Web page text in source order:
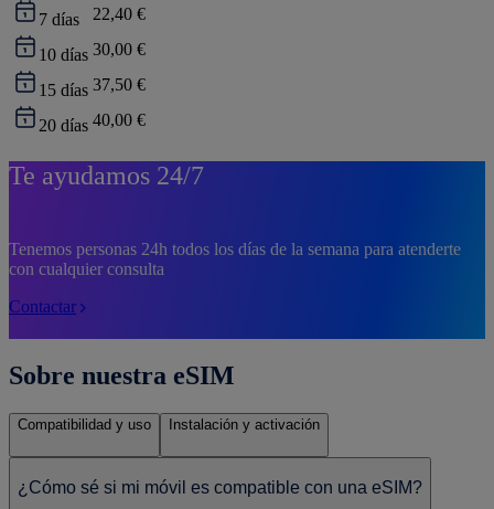
7 días 22,40 €
10 días 30,00 €
15 días 37,50 €
20 días 40,00 €
Te ayudamos 24/7
Tenemos personas 24h todos los días de la semana para atenderte
con cualquier consulta
Contactar
Sobre nuestra eSIM
Compatibilidad y uso Instalación y activación
¿Cómo sé si mi móvil es compatible con una eSIM?